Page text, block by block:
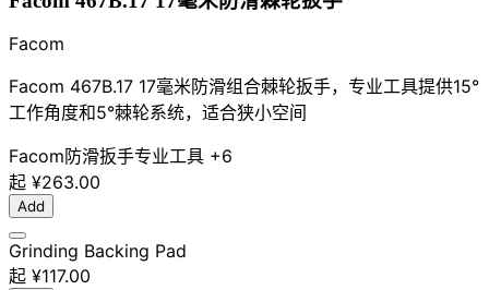
Facom
Facom 467B.17 17毫米防滑组合棘轮扳手，专业工具提供15°
工作角度和5°棘轮系统，适合狭小空间
Facom防滑扳手专业工具 +6
起 ¥263.00
Add
Grinding Backing Pad
起 ¥117.00